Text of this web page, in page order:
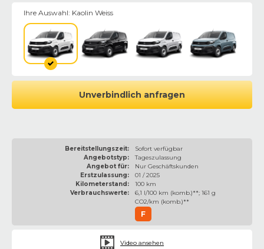
Ihre Auswahl: Kaolin Weiss
Unverbindlich anfragen
Bereitstellungszeit:
Sofort verfügbar
Angebotstyp:
Tageszulassung
Angebot für:
Nur Geschäftskunden
Erstzulassung:
01 / 2025
Kilometerstand:
100 km
Verbrauchswerte:
6,1 l/100 km (komb.)**; 161 g
CO2/km (komb.)**
F
Video ansehen